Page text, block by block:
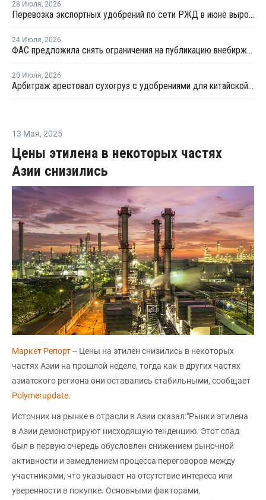
28 Июля, 2026
Перевозка экспортных удобрений по сети РЖД в июне выросла на 11,2%
24 Июля, 2026
ФАС предложила снять ограничения на публикацию внебиржевых индексов на удобрения
20 Июля, 2026
Арбитраж арестовал сухогруз с удобрениями для китайской компании
13 Мая, 2025
Цены этилена в некоторых частях
Азии снизились
Маркет Репорт-- Цены на этилен снизились в некоторых
частях Азии на прошлой неделе, тогда как в других частях
азиатского региона они оставались стабильными, сообщает
Polymerupdate.
Источник на рынке в отрасли в Азии сказал:"Рынки этилена
в Азии демонстрируют нисходящую тенденцию. Этот спад
был в первую очередь обусловлен снижением рыночной
активности и замедлением процесса переговоров между
участниками, что указывает на отсутствие интереса или
уверенности в покупке. Основными факторами,